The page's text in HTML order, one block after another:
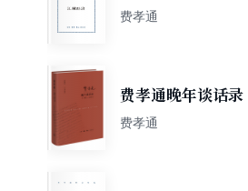
费孝通
费孝通晚年谈话
2000）
费孝通